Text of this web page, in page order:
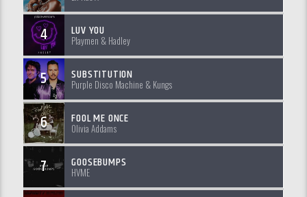
4 LUV YOU
Playmen & Hadley
5 SUBSTITUTION
Purple Disco Machine & Kungs
6 FOOL ME ONCE
Olivia Addams
7 GOOSEBUMPS
HVME